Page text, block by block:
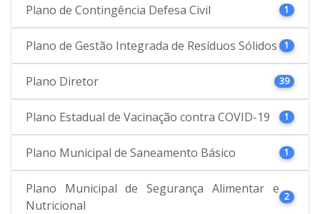
Plano de Contingência Defesa Civil 1
Plano de Gestão Integrada de Resíduos Sólidos 1
Plano Diretor 39
Plano Estadual de Vacinação contra COVID-19 1
Plano Municipal de Saneamento Básico 1
Plano Municipal de Segurança Alimentar e
Nutricional
2